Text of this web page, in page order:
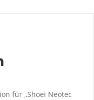
für „Shoei Neotec